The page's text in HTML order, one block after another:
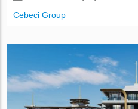
Cebeci Group